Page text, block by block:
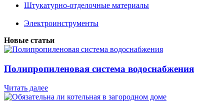
Штукатурно-отделочные материалы
Электроинструменты
Новые статьи
Полипропиленовая система водоснабжения
Читать далее